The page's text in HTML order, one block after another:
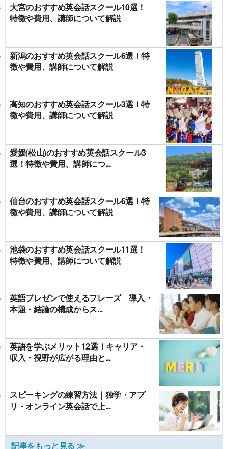
大宮のおすすめ英会話スクール10選！
特徴や費用、講師について解説
新潟のおすすめ英会話スクール6選！特
徴や費用、講師について解説
高知のおすすめ英会話スクール3選！特
徴や費用、講師について解説
愛媛(松山)のおすすめ英会話スクール3
選！特徴や費用、講師につ...
仙台のおすすめ英会話スクール6選！特
徴や費用、講師について解説
池袋のおすすめ英会話スクール11選！
特徴や費用、講師について解説
英語プレゼンで使えるフレーズ 導入・
本題・結論の構成からス...
英語を学ぶメリット12選！キャリア・
収入・視野が広がる理由と...
スピーキングの練習方法｜独学・アプ
リ・オンライン英会話で上...
記事をもっと見る ≫